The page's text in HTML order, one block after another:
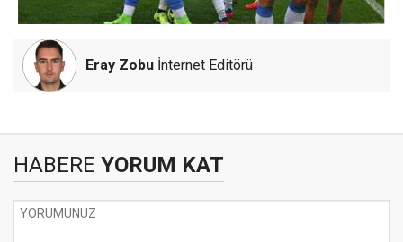
Eray Zobu İnternet Editörü
HABERE YORUM KAT